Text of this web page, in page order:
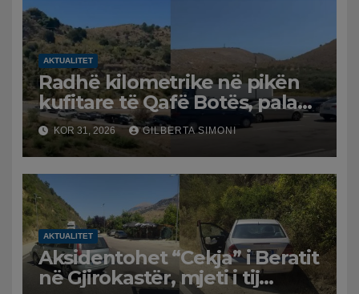
dhe benzinën në vend
AKTUALITET
Radhë kilometrike në pikën
kufitare të Qafë Botës, pala
greke raporton defekt në
sistem, qytetarët mbeten të
bllokuar
KOR 31, 2026 GILBERTA SIMONI
AKTUALITET
Aksidentohet “Cekja” i Beratit
në Gjirokastër, mjeti i tij